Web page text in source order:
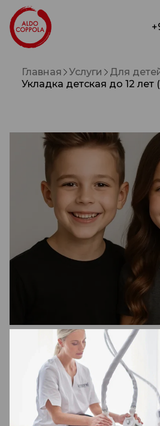
Главная Услуги
Для
Укладка детская до 12 лет
Укладка детская до
(девочки)
350 000 - 500 000 сум
Записаться